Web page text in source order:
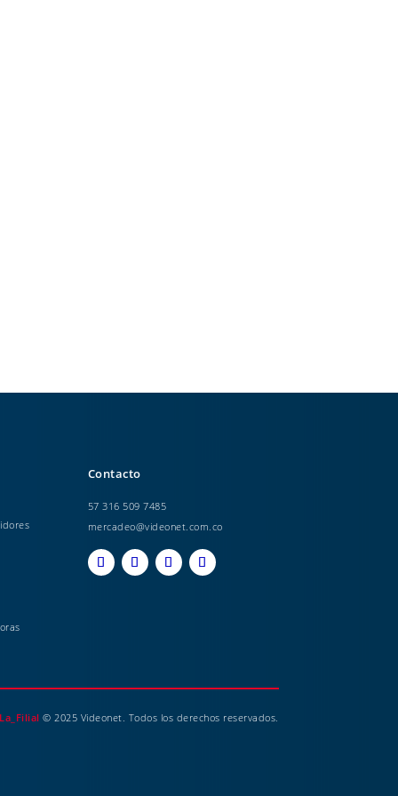
Contacto
57 316 509 7485
mercadeo@videonet.com.co
La_Filial © 2025 Videonet. Todos los derechos reservados.